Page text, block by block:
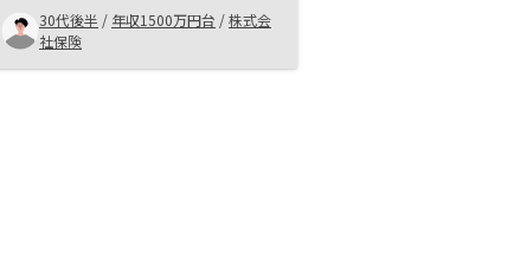
りでいるが物件の場所がリスク分散
になっているので、次もRenosyで
購入予定。
30代後半 / 年収1500万円台 /株式会
社保険